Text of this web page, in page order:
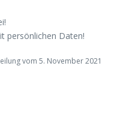
persönlichen Daten!
vom 5. November 2021